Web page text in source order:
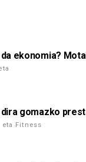
ekonomia?
gomazko
eta Fitness